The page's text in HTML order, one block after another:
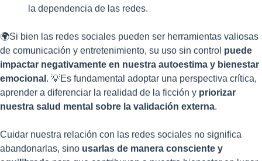
la dependencia de las redes.
🌍Si bien las redes sociales pueden ser herramientas valiosas
de comunicación y entretenimiento, su uso sin control puede
impactar negativamente en nuestra autoestima y bienestar
emocional . 💡Es fundamental adoptar una perspectiva crítica,
aprender a diferenciar la realidad de la ficción y priorizar
nuestra salud mental sobre la validación externa.
Cuidar nuestra relación con las redes sociales no significa
abandonarlas, sino usarlas de manera consciente y